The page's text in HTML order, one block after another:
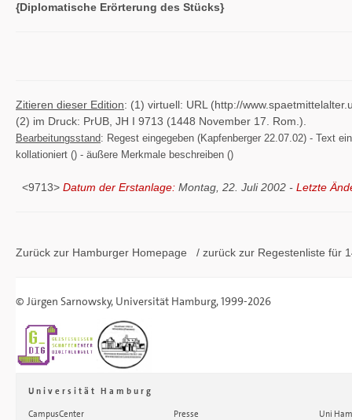
{Diplomatische Erörterung des Stücks}
Zitieren dieser Edition: (1) virtuell: URL (http://
(2) im Druck: PrUB, JH I 9713 (1448 November 17. Rom.).
Bearbeitungsstand: Regest eingegeben (Kapfenberger 22.07.02) - Text
kollationiert () - äußere Merkmale beschreiben ()
<9713> Datum der Erstanlage: Montag, 22. Juli 2002 - Letzte
Zurück zur Hamburger Homepage / zurück zur Regestenliste für
© Jürgen Sarnowsky, Universität Hamburg, 1999-2026